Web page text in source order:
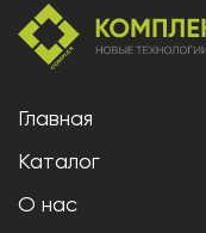
Главная
Каталог
О нас